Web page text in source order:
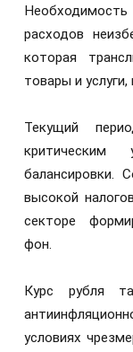
расходов
которая
товары и
Текущий
критическим
балансировки.
высокой
секторе
фон.
Курс рубля
условиях